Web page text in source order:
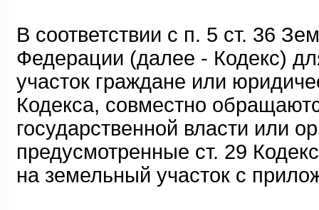
В соответствии с п. 5 ст. 36
Федерации (далее - Кодекс)
участок граждане или
Кодекса, совместно
государственной власти или
предусмотренные ст. 29
на земельный участок с